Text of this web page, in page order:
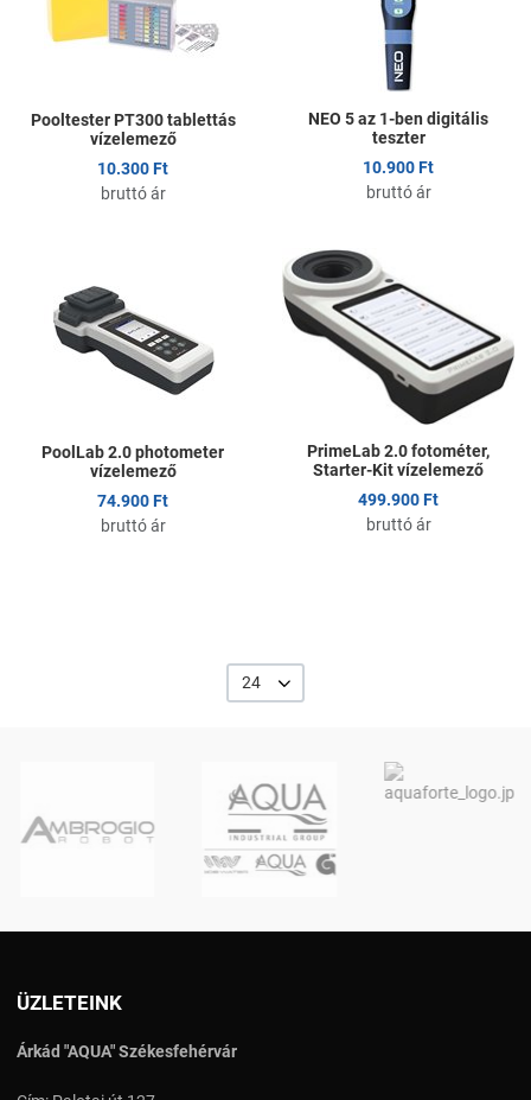
Pooltester PT300 tablettás
vízelemező
10.300 Ft
bruttó ár
NEO 5 az 1-ben digitális
teszter
10.900 Ft
bruttó ár
Kedvencekhez adom
Összehasonlítom
PoolLab 2.0 photometer
vízelemező
74.900 Ft
bruttó ár
PrimeLab 2.0 fotométer,
Starter-Kit vízelemező
499.900 Ft
bruttó ár
24
ÜZLETEINK
Árkád "AQUA" Székesfehérvár